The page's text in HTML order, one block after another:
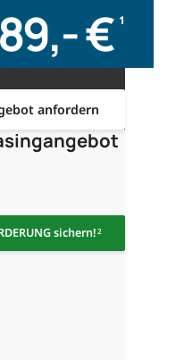
89,- € 1
anfordern
sichern!2